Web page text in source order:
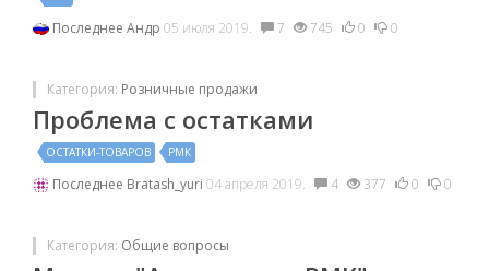
Последнее Андр 05 июля 2019. 7 745 0 0
Категория: Розничные продажи
Проблема с остатками
ОСТАТКИ-ТОВАРОВ РМК
Последнее Bratash_yuri 04 апреля 2019. 4 377 0 0
Категория: Общие вопросы